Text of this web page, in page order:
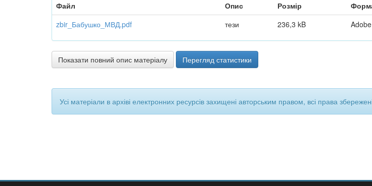
Файл
Опис Розмір
zbir_Бабушко_МВД.pdf
тези 236,3 kB
Показати повний опис матеріалу Перегляд статистики
Усі матеріали в архіві електронних ресурсів захищені авторським правом, всі права